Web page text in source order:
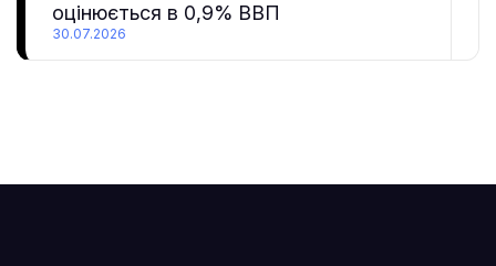
оцінюється в 0,9% ВВП
30.07.2026